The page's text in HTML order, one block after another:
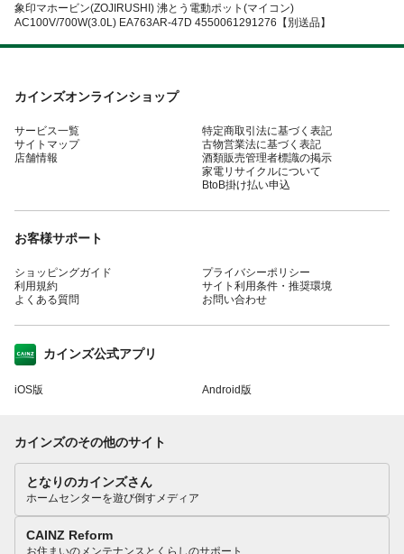
象印マホービン(ZOJIRUSHI) 沸とう電動ポット(マイコン)
AC100V/700W(3.0L) EA763AR-47D 4550061291276【別送品】
カインズオンラインショップ
サービス一覧
サイトマップ
店舗情報
特定商取引法に基づく表記
古物営業法に基づく表記
酒類販売管理者標識の掲示
家電リサイクルについて
BtoB掛け払い申込
お客様サポート
ショッピングガイド
利用規約
よくある質問
プライバシーポリシー
サイト利用条件・推奨環境
お問い合わせ
カインズ公式アプリ
iOS版 Android版
カインズのその他のサイト
となりのカインズさん
ホームセンターを遊び倒すメディア
CAINZ Reform